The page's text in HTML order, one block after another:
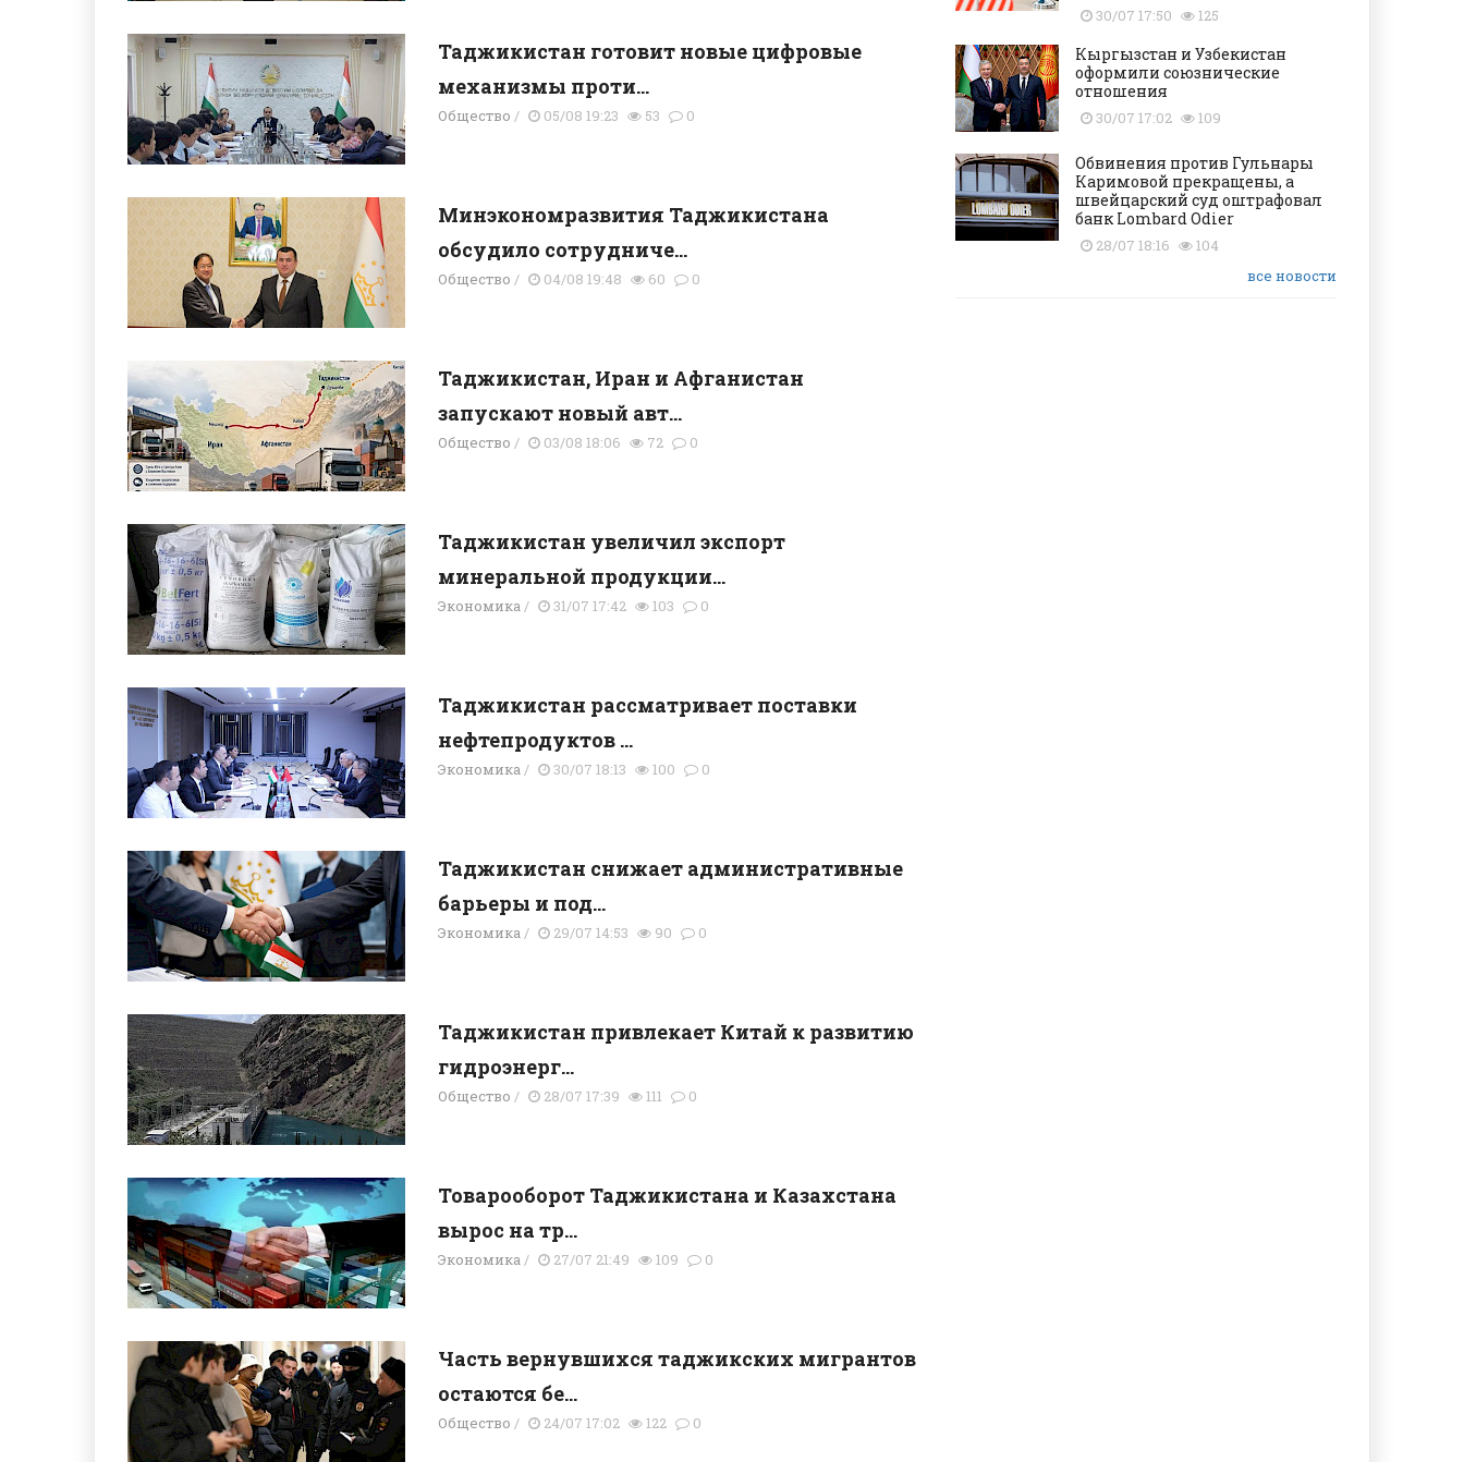
Таджикистан готовит новые цифровые
механизмы проти...
Общество / 05/08 19:23 53 0
Минэкономразвития Таджикистана
обсудило сотрудниче...
Общество / 04/08 19:48 60 0
Таджикистан, Иран и Афганистан
запускают новый авт...
Общество / 03/08 18:06 72 0
Таджикистан увеличил экспорт
минеральной продукции...
Экономика/ 31/07 17:42 103 0
Таджикистан рассматривает поставки
нефтепродуктов ...
Экономика/ 30/07 18:13 100 0
Таджикистан снижает административные
барьеры и под...
Экономика/ 29/07 14:53 90 0
Таджикистан привлекает Китай к развитию
гидроэнерг...
Общество / 28/07 17:39 111 0
Товарооборот Таджикистана и Казахстана
вырос на тр...
Экономика/ 27/07 21:49 109 0
Часть вернувшихся таджикских мигрантов
остаются бе...
Общество / 24/07 17:02 122 0
30/07 17:50 125
Кыргызстан и Узбекистан
оформили союзнические
отношения
30/07 17:02 109
Обвинения против Гульнары
Каримовой прекращены, а
швейцарский суд оштрафовал
банк Lombard Odier
28/07 18:16
104
все новости